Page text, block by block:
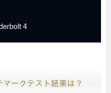
4
マークテスト結果は？